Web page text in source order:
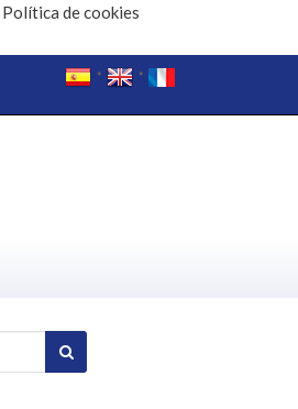
Política de cookies